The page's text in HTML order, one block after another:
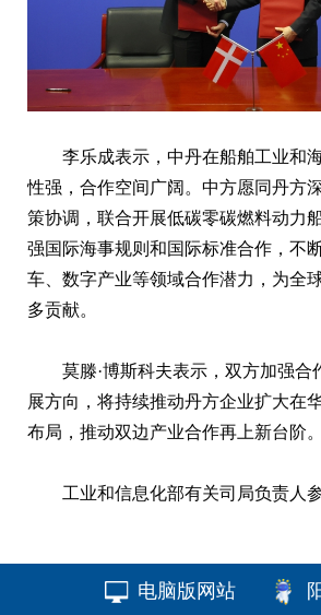
李乐成表示，中丹在船舶工业和
性强，合作空间广阔。中方愿同丹方
策协调，联合开展低碳零碳燃料动力
强国际海事规则和国际标准合作，不
车、数字产业等领域合作潜力，为全
多贡献。
莫滕·博斯科夫表示，双方加强合
展方向，将持续推动丹方企业扩大在
布局，推动双边产业合作再上新台阶。
工业和信息化部有关司局负责人
电脑版网站